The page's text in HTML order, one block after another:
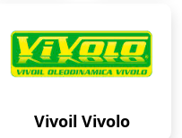
Vivoil Vivolo